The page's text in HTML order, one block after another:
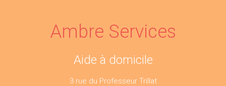
Ambre Services
Aide à domicile
3 rue du Professeur Trillat